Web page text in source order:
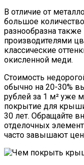
В отличие от
большое
разнообразна
производителями
классические
окисленной меди.
Стоимость
обычно на 20-30%
рублей за 1 м² уже
покрытие для
30 лет. Обращайте
отделочных
часто завышают